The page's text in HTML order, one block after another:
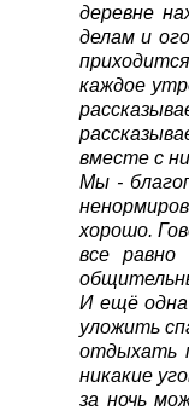
деревне
делам и
каждое
вместе с
Мы -
хорошо.
все
И ещё одна
уложить
отдыхать
никакие
за ночь